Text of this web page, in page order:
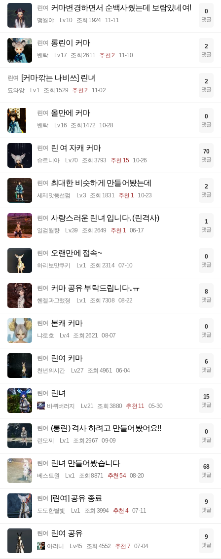
린여 커마변경하면서 순백사줬는데 보람있네여!
맹월야 Lv.10 조회 1924 11-11
0
댓글
린여 롱린이 커마
밴락 Lv.17 조회 2611 추천 2 11-10
2
댓글
린여 [커마깎는 나비쓰] 린녀
됴와앙 Lv.1 조회 1529 추천 2 11-02
2
댓글
린여 올만에 커마
밴락 Lv.16 조회 1472 10-28
0
댓글
린여 린 여 자캐 커마
슈르니아 Lv.70 조회 3793 추천 15 10-26
70
댓글
린여 최대한 비슷하게 만들어봤는데
세제맛풍선껌 Lv.3 조회 1831 추천 1 10-23
2
댓글
린여 사랑스러운 린녀 입니다. (린격사)
일검월향 Lv.39 조회 2649 추천 1 06-17
1
댓글
린여 오랜만에 접속~
하리보맛쿠키 Lv.1 조회 2314 07-10
0
댓글
린여 커마 공유 부탁드립니다..ㅠ
헨젤과그랬졍 Lv.1 조회 7308 08-22
8
댓글
린여 본캐 커마
냐로호 Lv.4 조회 2621 08-07
0
댓글
린여 린여 커마
천년의시간 Lv.27 조회 4961 06-04
6
댓글
린여 린녀
바퀴버러지 Lv.21 조회 3880 추천 11 05-30
15
댓글
린여 (롱린) 격사 하려고 만들어봤어요!!
린모찌 Lv.1 조회 2967 09-09
0
댓글
린여 린녀 만들어봤습니다
베스트원 Lv.1 조회 8871 추천 54 08-20
68
댓글
린여 [린여] 공유 종료
도도한별빛 Lv.1 조회 3994 추천 4 07-11
9
댓글
린여 린여 공유
아러니 Lv.45 조회 4552 추천 7 07-04
9
댓글